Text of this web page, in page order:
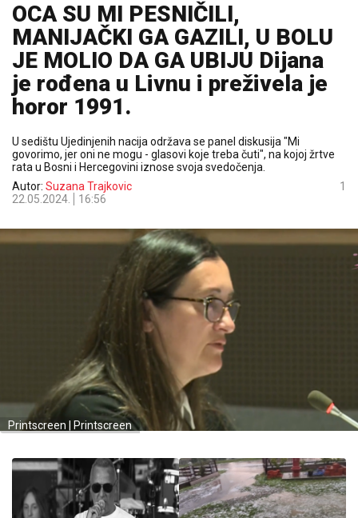
OCA SU MI PESNIČILI,
MANIJAČKI GA GAZILI, U BOLU
JE MOLIO DA GA UBIJU Dijana
je rođena u Livnu i preživela je
horor 1991.
U sedištu Ujedinjenih nacija održava se panel diskusija "Mi
govorimo, jer oni ne mogu - glasovi koje treba čuti", na kojoj žrtve
rata u Bosni i Hercegovini iznose svoja svedočenja.
Autor: Suzana Trajkovic
22.05.2024.
16:56
1
Printscreen | Printscreen